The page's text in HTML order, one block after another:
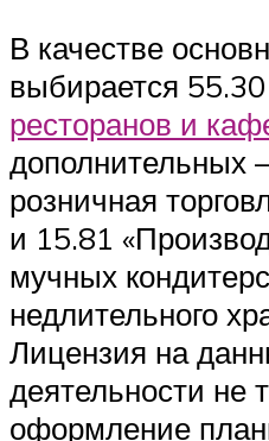
В качестве
выбирается 55.30
ресторанов и
дополнительных
розничная
и 15.81
мучных
недлительного
Лицензия на
деятельности не
оформление